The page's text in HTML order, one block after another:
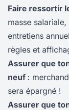
Faire ressortir
masse
entretiens
règles et
Assurer que
neuf :
sera épargné !
Assurer que